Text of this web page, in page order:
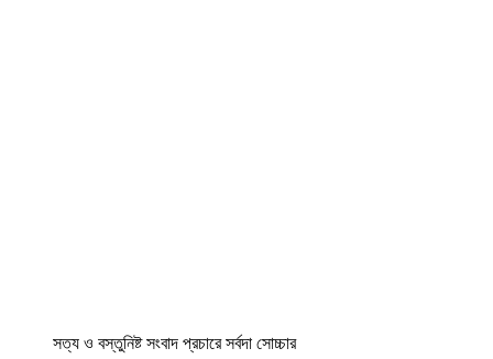
সত্য ও বস্তুনিষ্ট সংবাদ প্রচারে সর্বদা সোচ্চার